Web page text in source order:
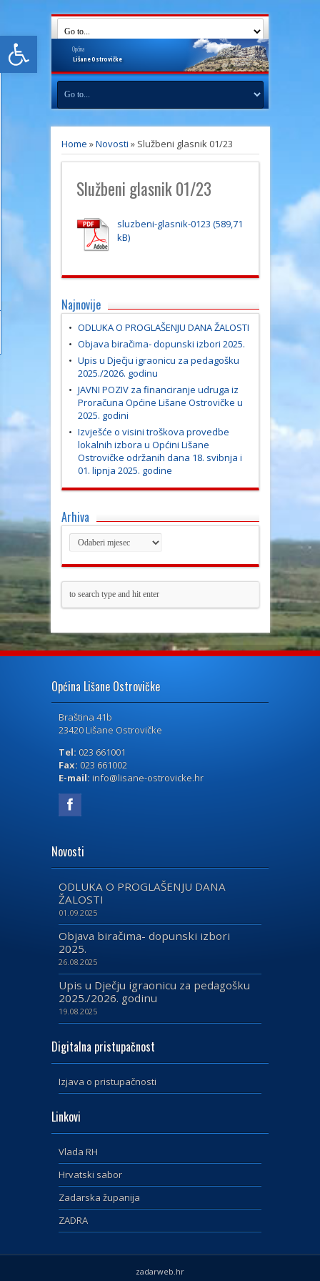
Open toolbar
LišaneOstrovičke
Općina
Home »Novosti » Službeni glasnik 01/23
Službeni glasnik 01/23
sluzbeni-glasnik-0123
Najnovije
ODLUKA O PROGLAŠENJU DANA ŽALOSTI
Objava biračima- dopunski izbori 2025.
Upis u Dječju igraonicu za pedagošku
2025./2026. godinu
JAVNI POZIV za financiranje udruga iz
Proračuna Općine Lišane Ostrovičke u
2025. godini
Izvješće o visini troškova provedbe
lokalnih izbora u Općini Lišane
Ostrovičke održanih dana 18. svibnja i
01. lipnja 2025. godine
Arhiva
Općina Lišane Ostrovičke
Braština 41b
23420 Lišane Ostrovičke
Tel: 023 661001
Fax: 023 661002
E-mail: info@lisane-ostrovicke.hr
Novosti
ODLUKA O PROGLAŠENJU DANA
ŽALOSTI
01.09.2025
Objava biračima- dopunski izbori
2025.
26.08.2025
Upis u Dječju igraonicu za pedagošku
2025./2026. godinu
19.08.2025
Digitalna pristupačnost
Izjava o pristupačnosti
Linkovi
Vlada RH
Hrvatski sabor
Zadarska županija
ZADRA
zadarweb.hr